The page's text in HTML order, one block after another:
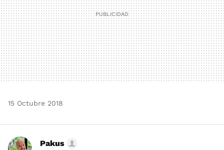
15 Octubre 2018
Pakus